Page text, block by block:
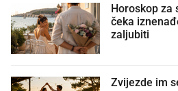
Horoskop za
čeka
zaljubiti
Zvijezde im